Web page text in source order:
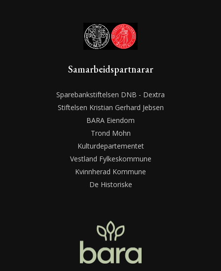
Samarbeidspartnarar
Sparebankstiftelsen DNB - Dextra
Stiftelsen Kristian Gerhard Jebsen
BARA Eiendom
Trond Mohn
Kulturdepartementet
Vestland Fylkeskommune
Kvinnherad Kommune
De Historiske